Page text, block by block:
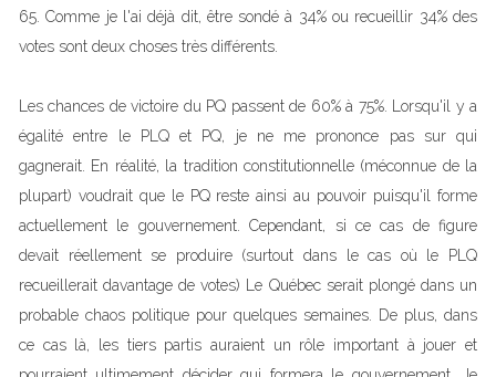
65. Comme je l'ai déjà dit, être sondé à 34% ou recueillir 34% des
votes sont deux choses très différents.
Les chances de victoire du PQ passent de 60% à 75%. Lorsqu'il y a
égalité entre le PLQ et PQ, je ne me prononce pas sur qui
gagnerait. En réalité, la tradition constitutionnelle (méconnue de la
plupart) voudrait que le PQ reste ainsi au pouvoir puisqu'il forme
actuellement le gouvernement. Cependant, si ce cas de figure
devait réellement se produire (surtout dans le cas où le PLQ
recueillerait davantage de votes) Le Québec serait plongé dans un
probable chaos politique pour quelques semaines. De plus, dans
ce cas là, les tiers partis auraient un rôle important à jouer et